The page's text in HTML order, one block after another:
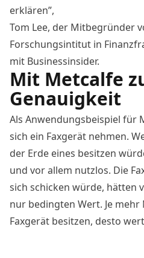
erklären”,
Tom Lee, der Mitbegründer
Forschungsintitut in
mit Businessinsider.
Mit Metcalfe
Genauigkeit
Als Anwendungsbeispiel für
sich ein Faxgerät nehmen.
der Erde eines besitzen
und vor allem nutzlos. Die
sich schicken würde, hätten
nur bedingten Wert. Je mehr
Faxgerät besitzen, desto